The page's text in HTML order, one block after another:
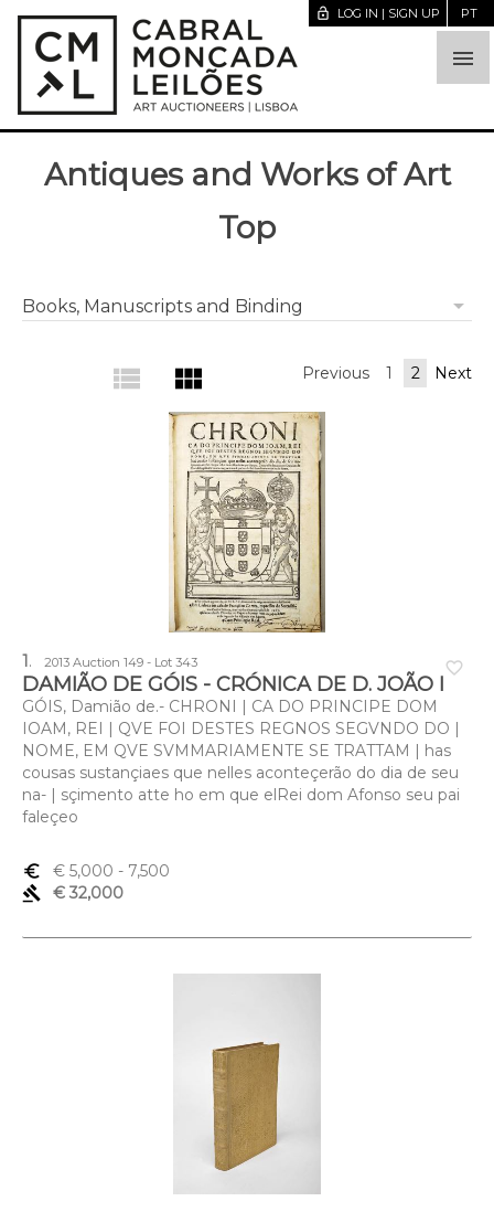

lock_open LOG IN | SIGN UP PT
Antiques and Works of Art
Top
arrow_drop_down
Books, Manuscripts and Binding
view_list view_module Previous 1 2 Next
favorite_border
1. 2013 Auction 149 - Lot 343
DAMIÃO DE GÓIS - CRÓNICA DE D. JOÃO I
GÓIS, Damião de.- CHRONI | CA DO PRINCIPE DOM
IOAM, REI | QVE FOI DESTES REGNOS SEGVNDO DO |
NOME, EM QVE SVMMARIAMENTE SE TRATTAM | has
cousas sustançiaes que nelles aconteçerão do dia de seu
na- | sçimento atte ho em que elRei dom Afonso seu pai
faleçeo
euro_symbol € 5,000 - 7,500
gavel
€ 32,000